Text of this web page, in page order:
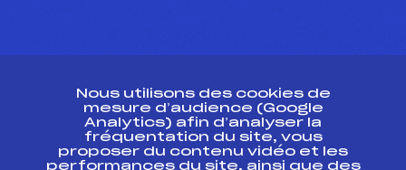
Ressources
Nous utilisons des cookies de
mesure d’audience (Google
Analytics) afin d’analyser la
fréquentation du site, vous
proposer du contenu vidéo et les
performances du site, ainsi que des